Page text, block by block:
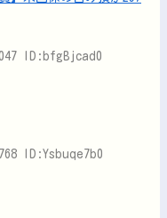
ID:bfgBjcad0
ID:Ysbuqe7b0